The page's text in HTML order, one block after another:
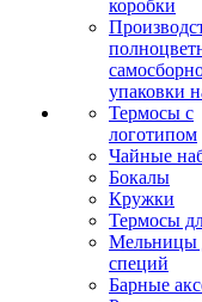
коробки
упаковки
Термосы с
логотипом
Чайные
Бокалы
Кружки
Термосы
Мельницы
специй
Барные